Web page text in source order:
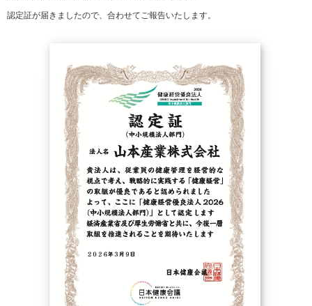
認定証が届きましたので、合わせてご報告いたします。